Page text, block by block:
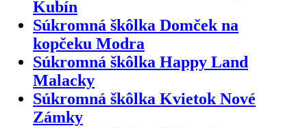
Kubín
Súkromná škôlka Domček na
kopčeku Modra
Súkromná škôlka Happy Land
Malacky
Súkromná škôlka Kvietok Nové
Zámky